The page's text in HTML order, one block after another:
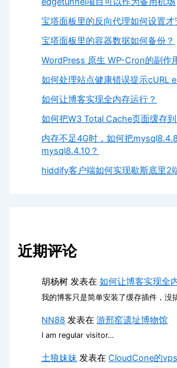
宝塔面板里的反向代理如何设置才
宝塔面板里的容器数据如何备份？
WordPress 原生 WP-Cron的副作
如何处理站点健康错误提示cURL
如何让博客实现全内存运行？
如何把W3 Total Cache页面缓存到
内存不足4G时，如何把
mysql8.4.10？
hiddify客户端如何实现歇斯底里2
近期评论
胡杨树 发表在如何让博客实现全
我的博客只是简单安装了缓存插件，没
NN88 发表在游邢窑遗址博物馆
I am regular visitor…
土狼妹妹 发表在CloudCone的